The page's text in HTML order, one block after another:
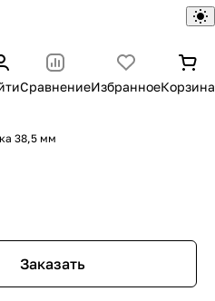
СравнениеИзбранноеКорзина
38,5 мм
Заказать